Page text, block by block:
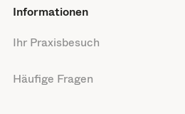
Informationen
Ihr Praxisbesuch
Häufige Fragen